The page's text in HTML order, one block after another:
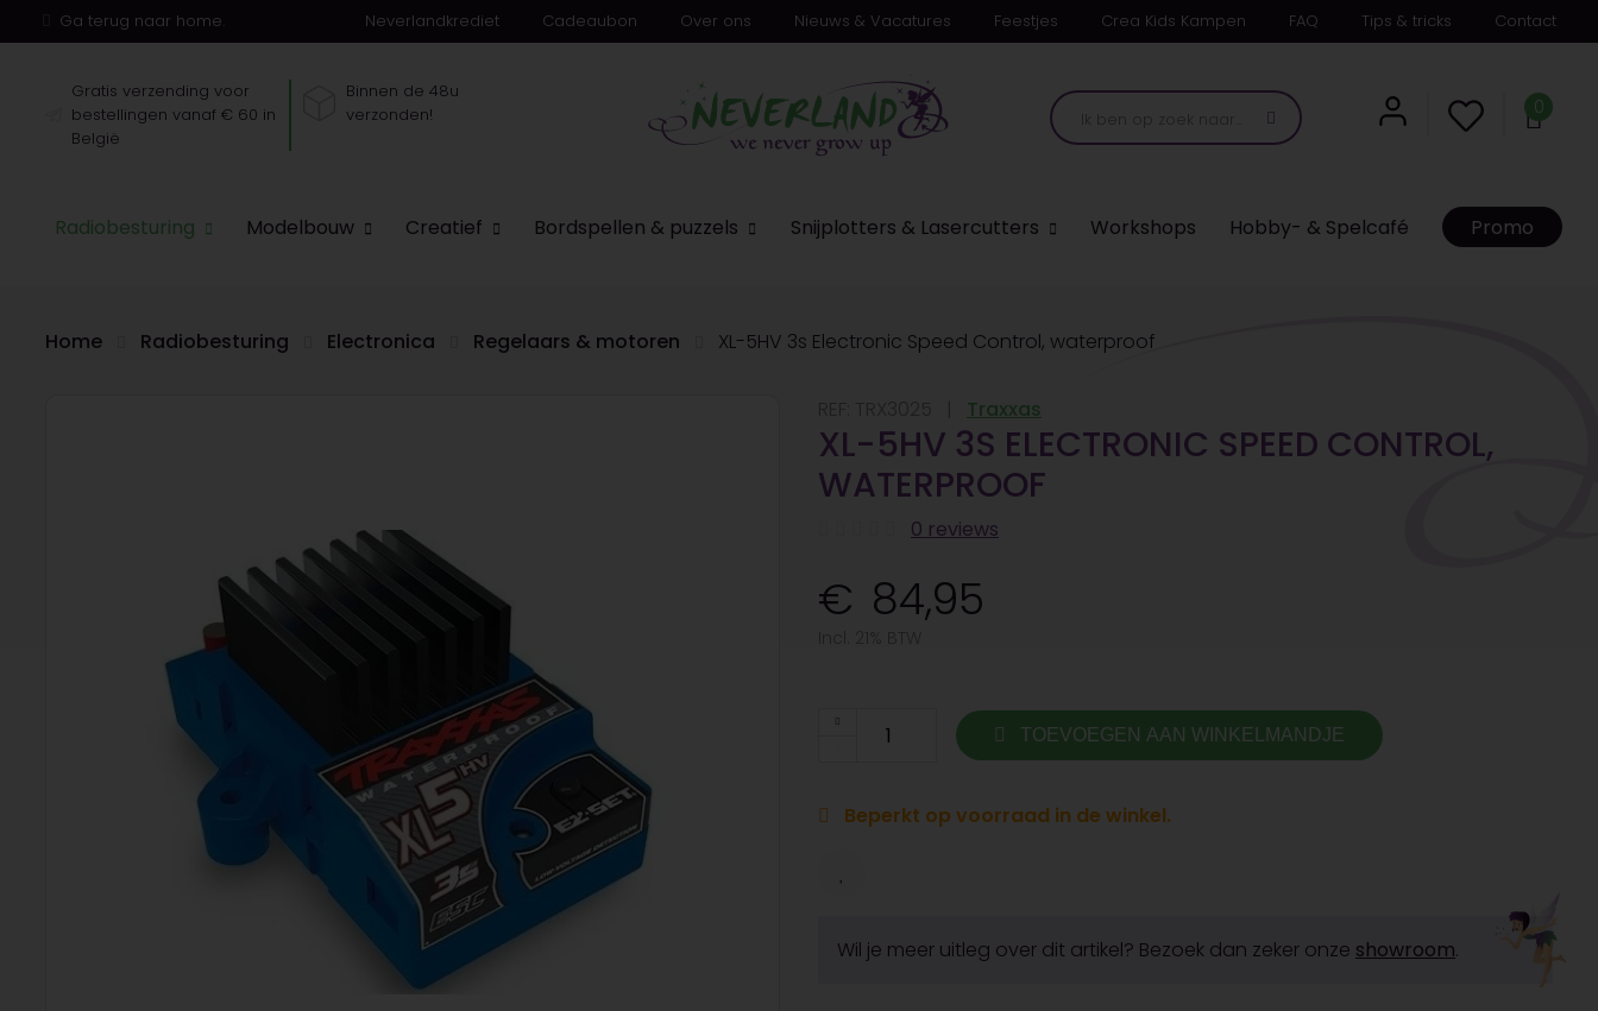
Ga terug naar home. Neverlandkrediet Cadeaubon Over ons Nieuws & Vacatures Feestjes Crea Kids Kampen FAQ Tips & tricks Contact
Gratis verzending voor
bestellingen vanaf € 60 in
België
Binnen de 48u
verzonden!
0
Radiobesturing Modelbouw Creatief Bordspellen & puzzels Snijplotters & Lasercutters Workshops Hobby- & Spelcafé Promo
Home Radiobesturing Electronica Regelaars & motoren XL-5HV 3s Electronic Speed Control, waterproof
Traxxas
XL-5HV 3S ELECTRONIC SPEED CONTROL,
WATERPROOF
0 reviews
84,95
TOEVOEGEN AAN WINKELMANDJE
Beperkt op voorraad in de winkel.
Wil je meer uitleg over dit artikel? Bezoek dan zeker onze showroom.